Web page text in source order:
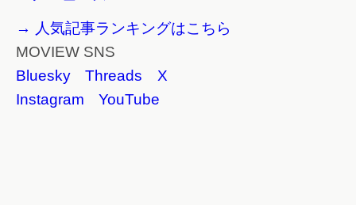
→ 人気記事ランキングはこちら
MOVIEW SNS
Bluesky
Threads
X
Instagram
YouTube